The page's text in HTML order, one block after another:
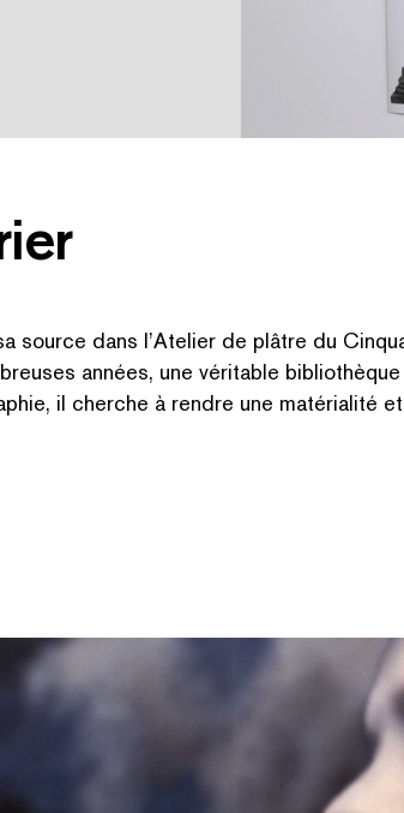
Province de Hainaut
source dans l’Atelier de plâtre du
années, une véritable
il cherche à rendre une matérialité